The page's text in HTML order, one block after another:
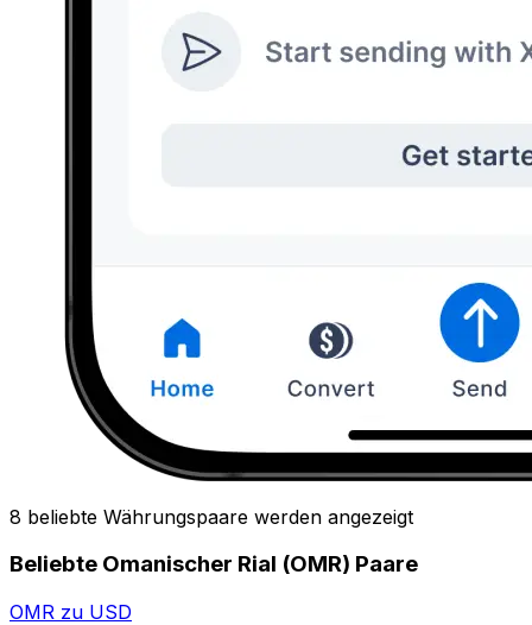
8 beliebte Währungspaare werden angezeigt
Beliebte Omanischer Rial (OMR) Paare
OMR zu USD